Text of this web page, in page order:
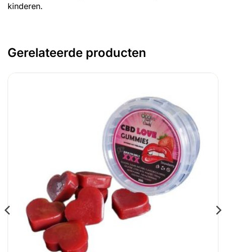
kinderen.
Gerelateerde producten